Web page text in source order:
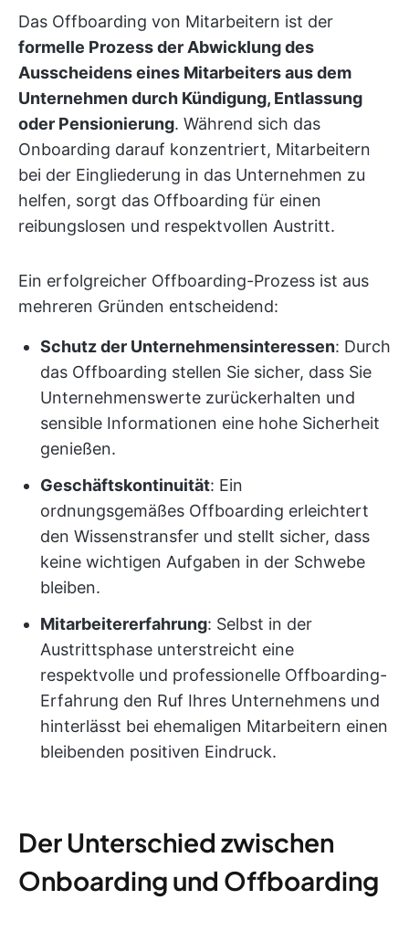
Das Offboarding von Mitarbeitern ist der
formelle Prozess der Abwicklung des
Ausscheidens eines Mitarbeiters aus dem
Unternehmen durch Kündigung, Entlassung
oder Pensionierung. Während sich das
Onboarding darauf konzentriert, Mitarbeitern
bei der Eingliederung in das Unternehmen zu
helfen, sorgt das Offboarding für einen
reibungslosen und respektvollen Austritt.
Ein erfolgreicher Offboarding-Prozess ist aus
mehreren Gründen entscheidend:
Schutz der Unternehmensinteressen: Durch
das Offboarding stellen Sie sicher, dass Sie
Unternehmenswerte zurückerhalten und
sensible Informationen eine hohe Sicherheit
genießen.
Geschäftskontinuität: Ein
ordnungsgemäßes Offboarding erleichtert
den Wissenstransfer und stellt sicher, dass
keine wichtigen Aufgaben in der Schwebe
bleiben.
Mitarbeitererfahrung: Selbst in der
Austrittsphase unterstreicht eine
respektvolle und professionelle Offboarding-
Erfahrung den Ruf Ihres Unternehmens und
hinterlässt bei ehemaligen Mitarbeitern einen
bleibenden positiven Eindruck.
Der Unterschied zwischen
Onboarding und Offboarding